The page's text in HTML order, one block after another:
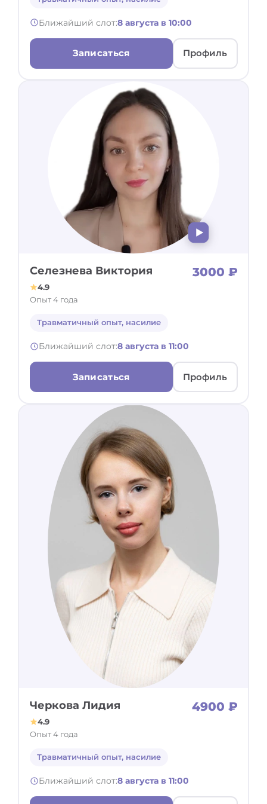
Ближайший слот:8 августа в 10:00
Записаться Профиль
Селезнева Виктория 3000 ₽
4.9
Опыт 4 года
Травматичный опыт, насилие
Ближайший слот:8 августа в 11:00
Записаться Профиль
Черкова Лидия 4900 ₽
4.9
Опыт 4 года
Травматичный опыт, насилие
Ближайший слот:8 августа в 11:00